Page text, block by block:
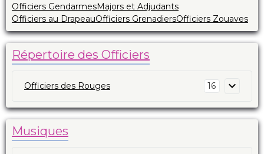
Officiers GendarmesMajors et Adjudants
Officiers au DrapeauOfficiers GrenadiersOfficiers Zouaves
Répertoire des Officiers
Officiers des Rouges 16
Musiques